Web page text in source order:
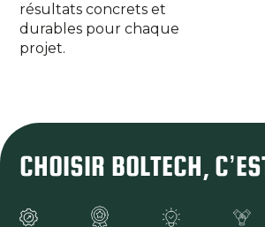
résultats concrets et
durables pour chaque
projet.
CHOISIR BOLTECH,